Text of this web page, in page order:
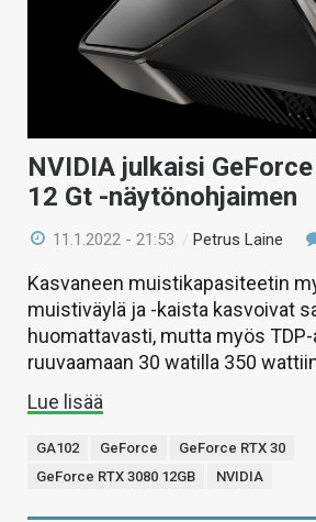
NVIDIA julkaisi
12 Gt -näytönohjaimen
11.1.2022 - 21:53 /Petrus Laine
Kasvaneen muistikapasiteetin
muistiväylä ja -kaista kasvoivat
huomattavasti, mutta myös
ruuvaamaan 30 watilla 350
Lue lisää
GA102 GeForce
GeForce RTX 30
GeForce RTX 3080 12GB
NVIDIA